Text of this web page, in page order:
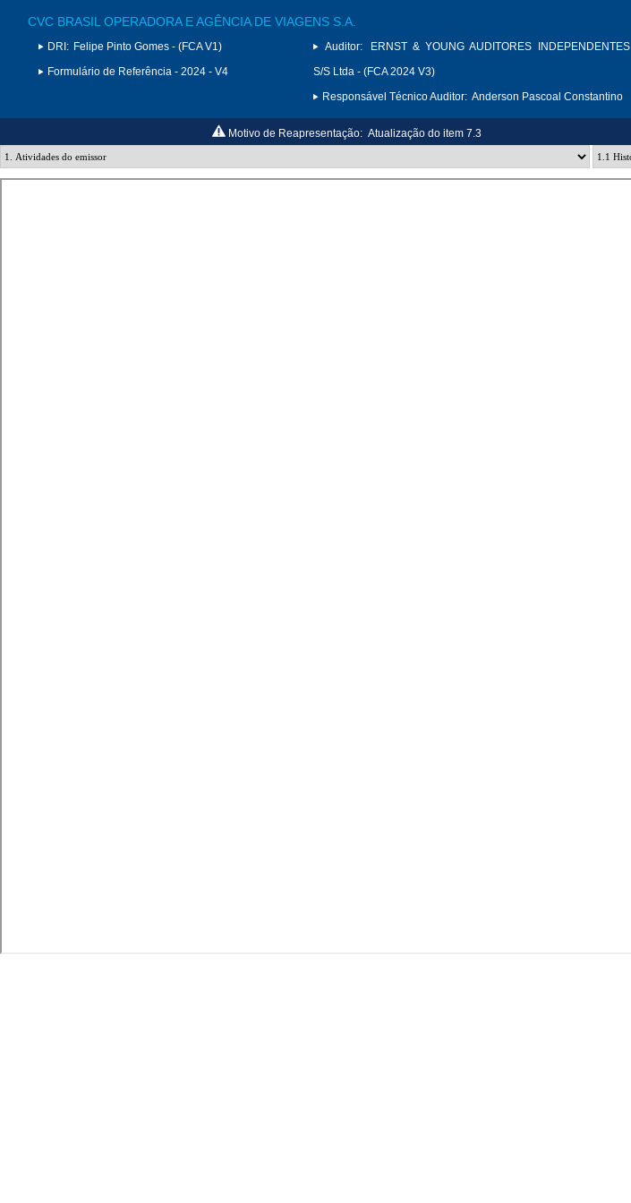
CVC BRASIL OPERADORA E AGÊNCIA DE VIAGENS S.A.
DRI: Felipe Pinto Gomes - (FCA V1)
Formulário de Referência - 2024 - V4
Auditor:
ERNST & YOUNG AUDITORES INDEPENDENTES
S/S Ltda - (FCA 2024 V3)
Responsável Técnico Auditor: Anderson Pascoal Constantino
Motivo de Reapresentação: Atualização do item 7.3